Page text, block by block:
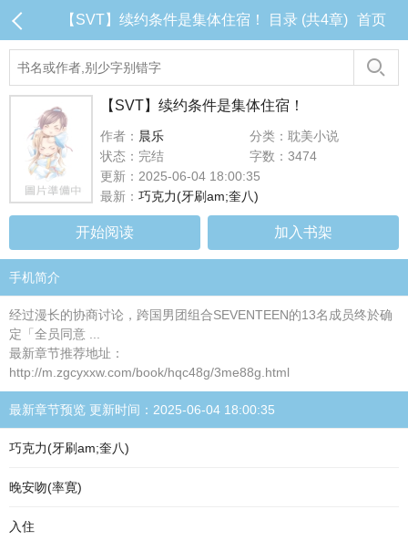
【SVT】续约条件是集体住宿！ 目录 (共4章) 首页
【SVT】续约条件是集体住宿！
作者： 晨乐
分类：耽美小说
状态：完结
字数：3474
更新：2025-06-04 18:00:35
最新： 巧克力(牙刷am;奎八)
开始阅读 加入书架
手机简介
经过漫长的协商讨论，跨国男团组合SEVENTEEN的13名成员终於确
定「全员同意 ...
最新章节推荐地址：
http://m.zgcyxxw.com/book/hqc48g/3me88g.html
最新章节预览 更新时间：2025-06-04 18:00:35
巧克力(牙刷am;奎八)
晚安吻(率寛)
入住